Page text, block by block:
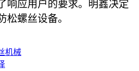
响应用户的要求。明鑫决定
松螺丝设备。
机械